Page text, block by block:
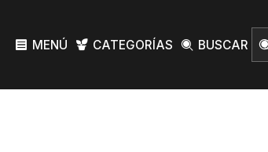
MENÚ CATEGORÍAS BUSCAR